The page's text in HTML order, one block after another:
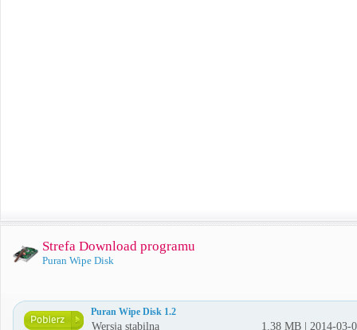
Strefa Download programu
Puran Wipe Disk
Puran Wipe Disk 1.2
Wersja stabilna 1.38 MB | 2014-03-